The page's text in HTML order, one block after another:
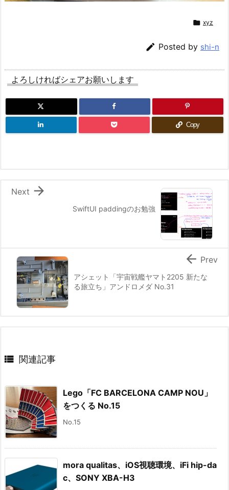
 xyz
 Posted by shi-n
よろしければシェアお願いします
Copy
SwiftUI paddingのお勉強

Next
アシェット「宇宙戦艦ヤマト2205 新たな
る旅立ち」アンドロメダ No.31
 Prev
 関連記事
Lego「FC BARCELONA CAMP NOU」
をつくる No.15
No.15
mora qualitas、iOS視聴環境、iFi hip-da
c、SONY XBA-H3